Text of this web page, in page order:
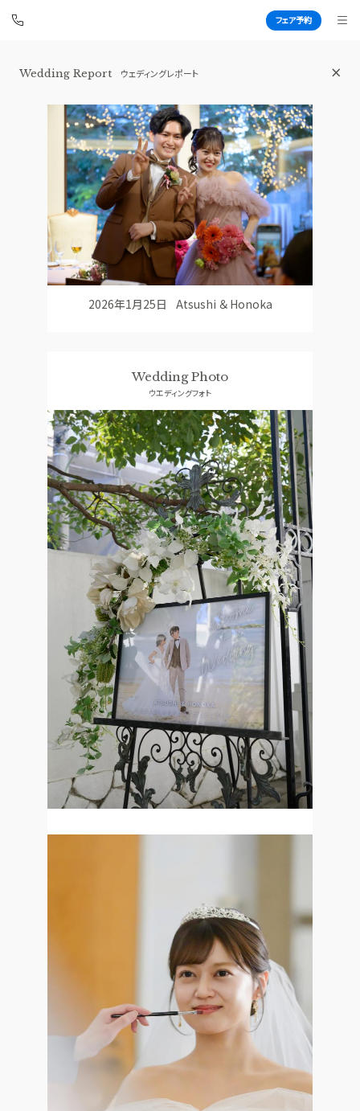
フェア予約
白金迎賓館 アートグレイスクラブ
TOP
トップ
BRIDAL FAIR
ブライダルフェア
WEDDING REPORT
体験者レポート
PHOTO GALLERY
フォトギャラリー
PLAN
プラン
CEREMONY
挙式
PARTY CUISINE
コンセプト
アクセス ご列席者の皆さまへ
QA
よくあるご質問
SUPPORT
お手伝い
資料請求 お問い合わせ フェア予約
Wedding Report ウェディングレポート
2026年1月25日 Atsushi ＆ Honoka
Wedding Photo
ウエディングフォト